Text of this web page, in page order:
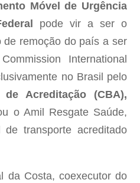
Móvel de Urgência
pode vir a ser o
de remoção do país a ser
International
no Brasil pelo
Acreditação (CBA),
o Amil Resgate Saúde,
de transporte acreditado
da Costa, coexecutor do